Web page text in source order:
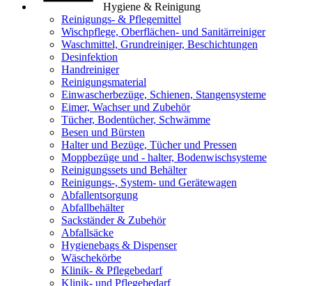
Hygiene & Reinigung
Reinigungs- & Pflegemittel
Wischpflege, Oberflächen- und Sanitärreiniger
Waschmittel, Grundreiniger, Beschichtungen
Desinfektion
Handreiniger
Reinigungsmaterial
Einwascherbezüge, Schienen, Stangensysteme
Eimer, Wachser und Zubehör
Tücher, Bodentücher, Schwämme
Besen und Bürsten
Halter und Bezüge, Tücher und Pressen
Moppbezüge und - halter, Bodenwischsysteme
Reinigungssets und Behälter
Reinigungs-, System- und Gerätewagen
Abfallentsorgung
Abfallbehälter
Sackständer & Zubehör
Abfallsäcke
Hygienebags & Dispenser
Wäschekörbe
Klinik- & Pflegebedarf
Klinik- und Pflegebedarf